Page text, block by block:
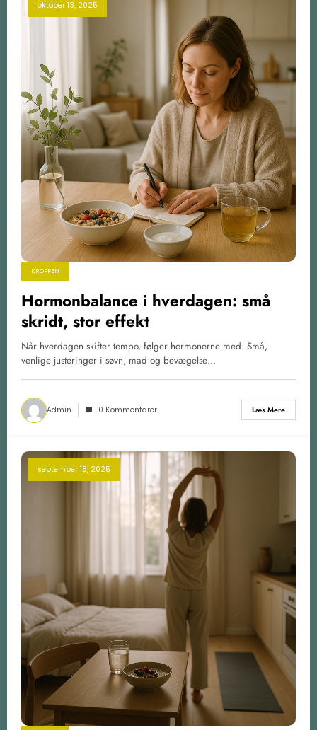
oktober 13, 2025
KROPPEN
Hormonbalance i hverdagen: små
skridt, stor effekt
Når hverdagen skifter tempo, følger hormonerne med. Små,
venlige justeringer i søvn, mad og bevægelse…
Admin 0 Kommentarer Læs Mere
september 18, 2025